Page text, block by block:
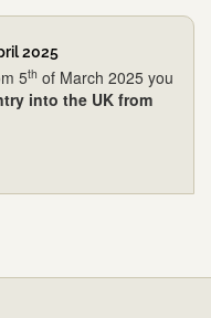
2025
5th of March 2025 you
into the UK from